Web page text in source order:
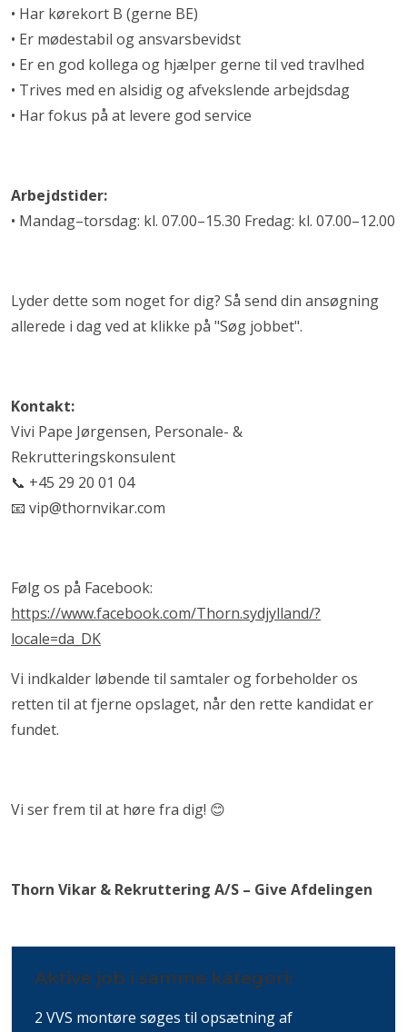
• Har kørekort B (gerne BE)
• Er mødestabil og ansvarsbevidst
• Er en god kollega og hjælper gerne til ved travlhed
• Trives med en alsidig og afvekslende arbejdsdag
• Har fokus på at levere god service
Arbejdstider:
• Mandag–torsdag: kl. 07.00–15.30 Fredag: kl. 07.00–12.00
Lyder dette som noget for dig? Så send din ansøgning
allerede i dag ved at klikke på "Søg jobbet".
Kontakt:
Vivi Pape Jørgensen, Personale- &
Rekrutteringskonsulent
📞 +45 29 20 01 04
📧 vip@thornvikar.com
Følg os på Facebook:
https://www.facebook.com/Thorn.sydjylland/?
locale=da_DK
Vi indkalder løbende til samtaler og forbeholder os
retten til at fjerne opslaget, når den rette kandidat er
fundet.
Vi ser frem til at høre fra dig! 😊
Thorn Vikar & Rekruttering A/S – Give Afdelingen
Aktive job i samme kategori:
2 VVS montøre søges til opsætning af